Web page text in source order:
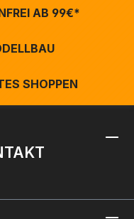
AB 99€*
SHOPPEN